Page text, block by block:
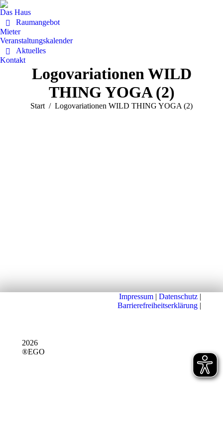
Das Haus
Raumangebot
Mieter
Veranstaltungskalender
Aktuelles
Kontakt
Logovariationen WILD
THING YOGA (2)
Sie befinden sich hier:
Start Logovariationen WILD THING YOGA (2)
2026
®EGO
Impressum | Datenschutz |
Barrierefreiheitserklärung |